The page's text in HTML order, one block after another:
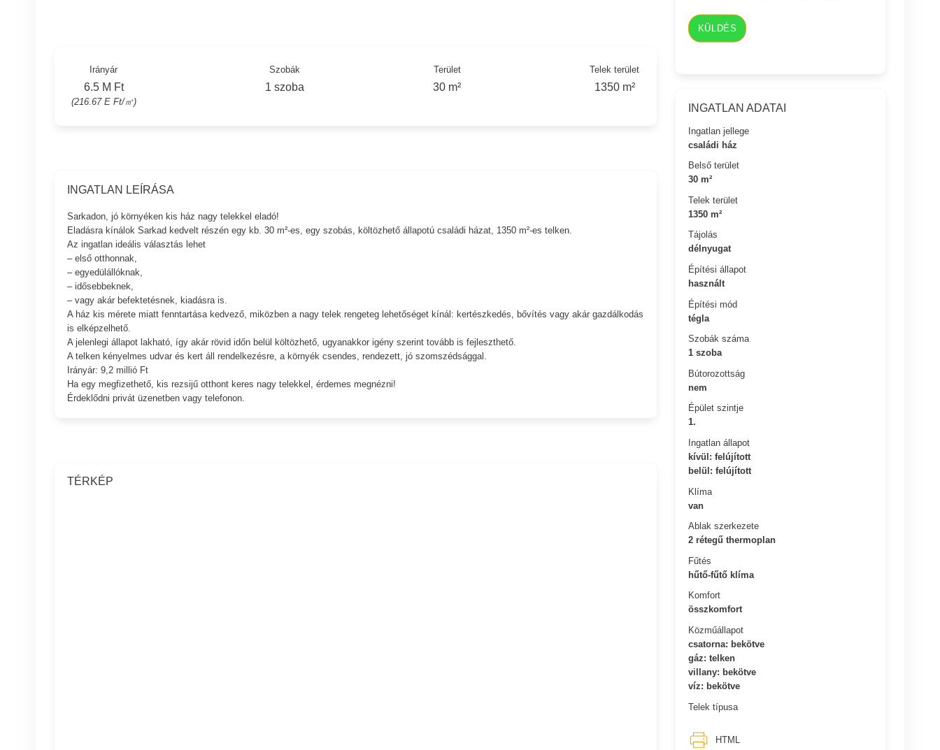
KÜLDÉS
INGATLAN ADATAI
Ingatlan jellege
családi ház
Belső terület
30 m²
Telek terület
1350 m²
Tájolás
délnyugat
Építési állapot
használt
Építési mód
tégla
Szobák száma
1 szoba
Bútorozottság
nem
Épület szintje
1.
Ingatlan állapot
kívül: felújított
belül: felújított
Klíma
van
Ablak szerkezete
2 rétegű thermoplan
Fűtés
hűtő-fűtő klíma
Komfort
összkomfort
Közműállapot
csatorna: bekötve
gáz: telken
villany: bekötve
víz: bekötve
Telek típusa
HTML
Irányár
6.5 M Ft
(216.67 E Ft/㎡)
Szobák
1 szoba
Terület
30 m²
Telek terület
1350 m²
INGATLAN LEÍRÁSA
Sarkadon, jó környéken kis ház nagy telekkel eladó!
Eladásra kínálok Sarkad kedvelt részén egy kb. 30 m²-es, egy szobás, költözhető állapotú családi házat, 1350 m²-es telken.
Az ingatlan ideális választás lehet
– első otthonnak,
– egyedülállóknak,
– idősebbeknek,
– vagy akár befektetésnek, kiadásra is.
A ház kis mérete miatt fenntartása kedvező, miközben a nagy telek rengeteg lehetőséget kínál: kertészkedés, bővítés vagy akár gazdálkodás
is elképzelhető.
A jelenlegi állapot lakható, így akár rövid időn belül költözhető, ugyanakkor igény szerint tovább is fejleszthető.
A telken kényelmes udvar és kert áll rendelkezésre, a környék csendes, rendezett, jó szomszédsággal.
Irányár: 9,2 millió Ft
Ha egy megfizethető, kis rezsijű otthont keres nagy telekkel, érdemes megnézni!
Érdeklődni privát üzenetben vagy telefonon.
TÉRKÉP